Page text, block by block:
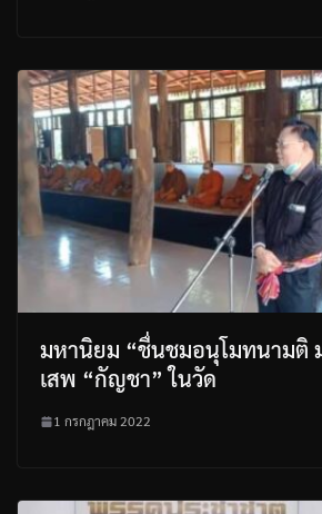
มหานิยม “ชื่นชมอนุโมทนามติ
เสพ “กัญชา” ในวัด
1 กรกฎาคม 2022